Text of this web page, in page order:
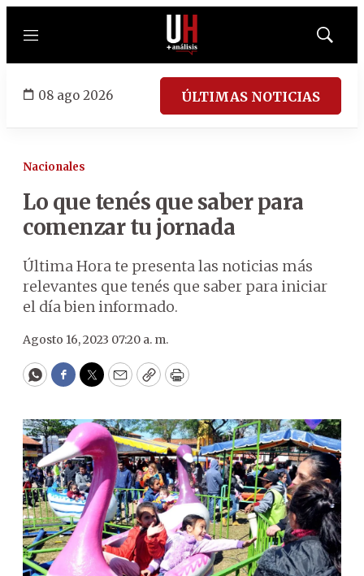
Menú
Mostrar
08 ago 2026 ÚLTIMAS NOTICIAS
Nacionales
Lo que tenés que saber para
comenzar tu jornada
Última Hora te presenta las noticias más
relevantes que tenés que saber para iniciar
el día bien informado.
Agosto 16, 2023 07:20 a. m.
WhatsApp
Facebook
Twitter
EmailCopyPrint